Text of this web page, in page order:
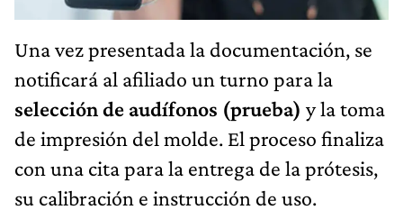
Una vez presentada la documentación, se
notificará al afiliado un turno para la
selección de audífonos (prueba) y la toma
de impresión del molde. El proceso finaliza
con una cita para la entrega de la prótesis,
su calibración e instrucción de uso.